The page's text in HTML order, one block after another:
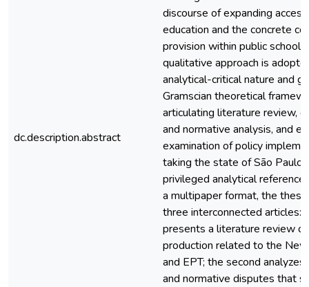
dc.description.abstract
discourse of expanding
education and the concrete
provision within public school
qualitative approach is
analytical-critical nature and
Gramscian theoretical
articulating literature review,
and normative analysis, and
examination of policy
taking the state of São Paulo
privileged analytical
a multipaper format, the
three interconnected articles:
presents a literature review
production related to the
and EPT; the second
and normative disputes that